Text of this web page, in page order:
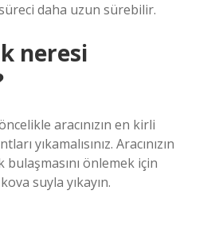
daha uzun sürebilir.
neresi
aracınızın en kirli
yıkamalısınız. Aracınızın
bulaşmasını önlemek için
suyla yıkayın.